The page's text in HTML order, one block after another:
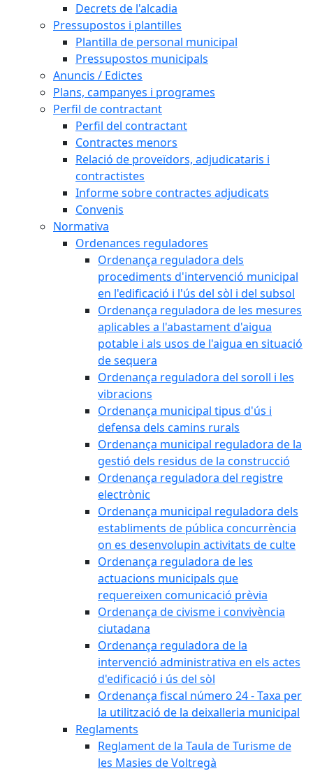
Decrets de l'alcadia
Pressupostos i plantilles
Plantilla de personal municipal
Pressupostos municipals
Anuncis / Edictes
Plans, campanyes i programes
Perfil de contractant
Perfil del contractant
Contractes menors
Relació de proveïdors, adjudicataris i
contractistes
Informe sobre contractes adjudicats
Convenis
Normativa
Ordenances reguladores
Ordenança reguladora dels
procediments d'intervenció municipal
en l'edificació i l'ús del sòl i del subsol
Ordenança reguladora de les mesures
aplicables a l'abastament d'aigua
potable i als usos de l'aigua en situació
de sequera
Ordenança reguladora del soroll i les
vibracions
Ordenança municipal tipus d'ús i
defensa dels camins rurals
Ordenança municipal reguladora de la
gestió dels residus de la construcció
Ordenança reguladora del registre
electrònic
Ordenança municipal reguladora dels
establiments de pública concurrència
on es desenvolupin activitats de culte
Ordenança reguladora de les
actuacions municipals que
requereixen comunicació prèvia
Ordenança de civisme i convivència
ciutadana
Ordenança reguladora de la
intervenció administrativa en els actes
d'edificació i ús del sòl
Ordenança fiscal número 24 - Taxa per
la utilització de la deixalleria municipal
Reglaments
Reglament de la Taula de Turisme de
les Masies de Voltregà